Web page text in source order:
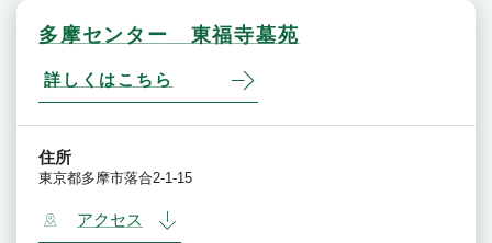
多摩センター 東福寺墓苑
詳しくはこちら
住所
東京都多摩市落合2-1-15
アクセス